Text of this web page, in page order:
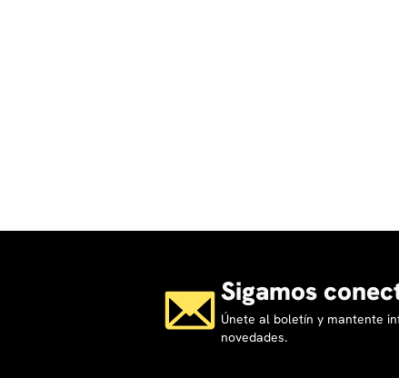
Sigamos
Únete al boletín y mantente
novedades.